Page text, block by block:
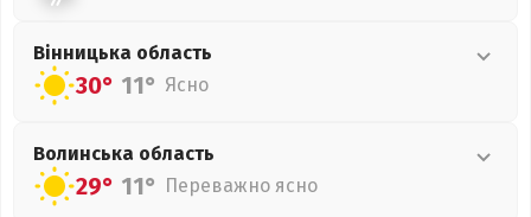
Вінницька область
30° 11° Ясно
Волинська область
29° 11° Переважно ясно